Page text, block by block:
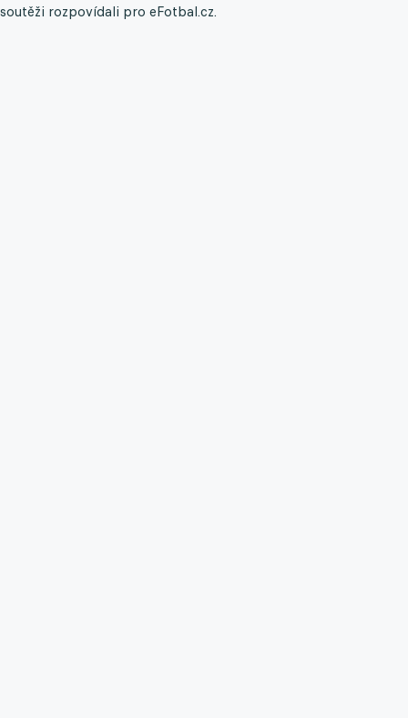
soutěži rozpovídali pro eFotbal.cz.